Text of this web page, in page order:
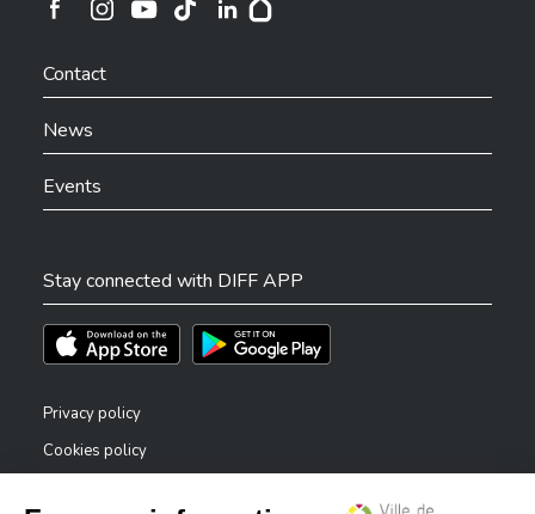
Ville de Differdange sur Instagram
Contact
News
Events
Stay connected with DIFF APP
Téléchargez l'app sur l'App StoreTéléchargez l'app sur Play Store
Privacy policy
Cookies policy